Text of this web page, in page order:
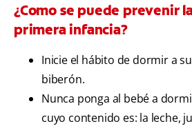
¿Como se puede prevenir
primera infancia?
Inicie el hábito de dormir a
biberón.
Nunca ponga al bebé a
cuyo contenido es: la leche,